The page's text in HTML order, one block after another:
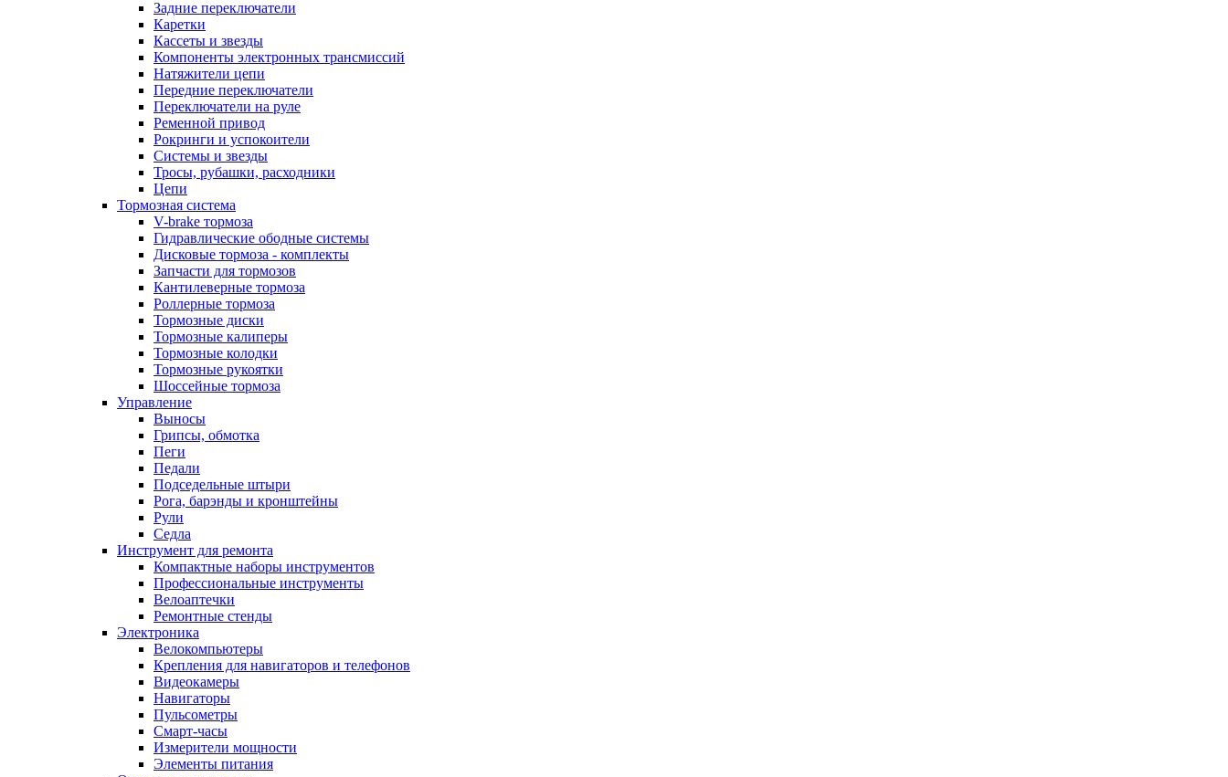
Задние переключатели
Каретки
Кассеты и звезды
Компоненты электронных трансмиссий
Натяжители цепи
Передние переключатели
Переключатели на руле
Ременной привод
Рокринги и успокоители
Системы и звезды
Тросы, рубашки, расходники
Цепи
Тормозная система
V-brake тормоза
Гидравлические ободные системы
Дисковые тормоза - комплекты
Запчасти для тормозов
Кантилеверные тормоза
Роллерные тормоза
Тормозные диски
Тормозные калиперы
Тормозные колодки
Тормозные рукоятки
Шоссейные тормоза
Управление
Выносы
Грипсы, обмотка
Пеги
Педали
Подседельные штыри
Рога, барэнды и кронштейны
Рули
Седла
Инструмент для ремонта
Компактные наборы инструментов
Профессиональные инструменты
Велоаптечки
Ремонтные стенды
Электроника
Велокомпьютеры
Крепления для навигаторов и телефонов
Видеокамеры
Навигаторы
Пульсометры
Смарт-часы
Измерители мощности
Элементы питания